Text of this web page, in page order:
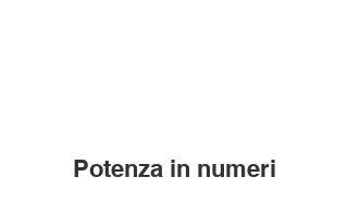
Potenza in numeri